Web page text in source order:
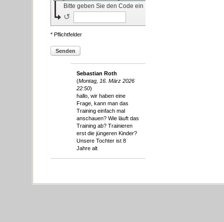
Bitte geben Sie den Code ein
↺
* Pflichtfelder
Senden
Sebastian Roth
(Montag, 16. März 2026
22:50)
hallo, wir haben eine
Frage, kann man das
Training einfach mal
anschauen? Wie läuft das
Training ab? Trainieren
erst die jüngeren Kinder?
Unsere Tochter ist 8
Jahre alt